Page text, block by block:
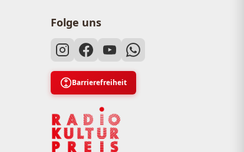
Folge uns
Barrierefreiheit